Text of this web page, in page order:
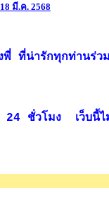
มี.ค. 2568
พี่ ที่น่ารักทุกท่าน
ชั่วโมง เว็บนี้ไ